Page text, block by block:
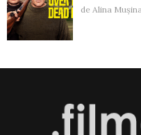
de Alina Mușina